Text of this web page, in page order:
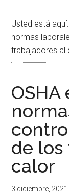
Usted está aquí:
normas
trabajadores al
de los
calor
3 diciembre, 2021